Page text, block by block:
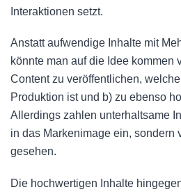
Interaktionen setzt.
Anstatt aufwendige Inhalte mit
könnte man auf die Idee kommen
Content zu veröffentlichen,
Produktion ist und b) zu ebenso
Allerdings zahlen unterhaltsame
in das Markenimage ein, sondern
gesehen.
Die hochwertigen Inhalte